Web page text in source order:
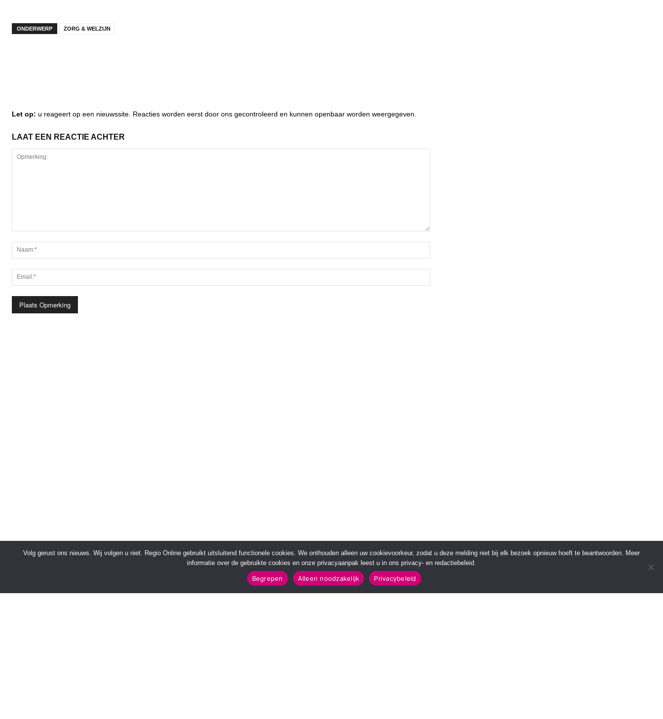
ONDERWERP ZORG & WELZIJN
Let op: u reageert op een nieuwssite. Reacties worden eerst door ons gecontroleerd en kunnen openbaar worden weergegeven.
LAAT EEN REACTIE ACHTER
Volg gerust ons nieuws. Wij volgen u niet. Regio Online gebruikt uitsluitend functionele cookies. We onthouden alleen uw cookievoorkeur, zodat u deze melding niet bij elk bezoek opnieuw hoeft te beantwoorden. Meer
informatie over de gebruikte cookies en onze privacyaanpak leest u in ons privacy- en redactiebeleid.
Begrepen Alleen noodzakelijk Privacybeleid